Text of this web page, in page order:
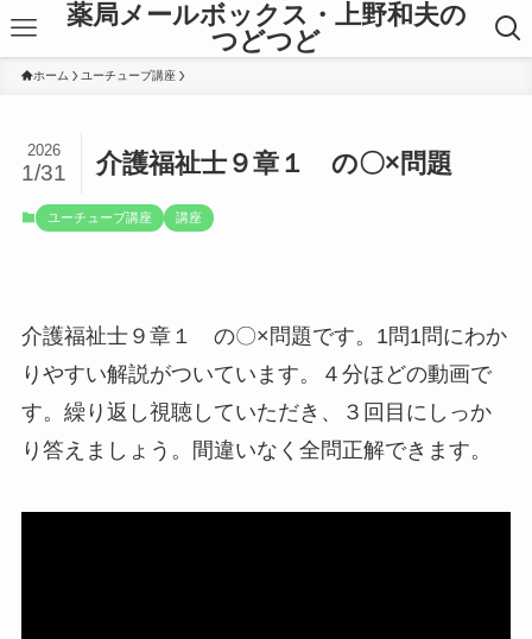
薬局メールボックス・上野和夫の
つどつど
ホーム ユーチューブ講座
介護福祉士９章１ の〇×問題
2026
1/31
ユーチューブ講座 講座
介護福祉士９章１ の〇×問題です。1問1問にわか
りやすい解説がついています。４分ほどの動画で
す。繰り返し視聴していただき、３回目にしっか
り答えましょう。間違いなく全問正解できます。